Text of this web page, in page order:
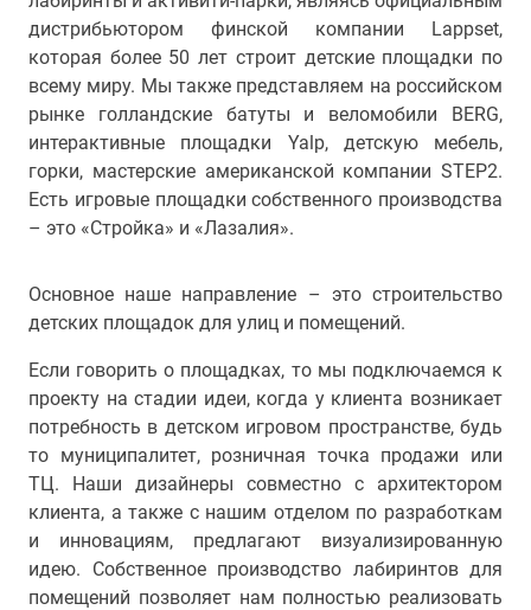
дистрибьютором финской компании Lappset,
которая более 50 лет строит детские площадки по
всему миру. Мы также представляем на российском
рынке голландские батуты и веломобили BERG,
интерактивные площадки Yalp, детскую мебель,
горки, мастерские американской компании STEP2.
Есть игровые площадки собственного производства
– это «Стройка» и «Лазалия».
Основное наше направление – это строительство
детских площадок для улиц и помещений.
Если говорить о площадках, то мы подключаемся к
проекту на стадии идеи, когда у клиента возникает
потребность в детском игровом пространстве, будь
то муниципалитет, розничная точка продажи или
ТЦ. Наши дизайнеры совместно с архитектором
клиента, а также с нашим отделом по разработкам
и инновациям, предлагают визуализированную
идею. Собственное производство лабиринтов для
помещений позволяет нам полностью реализовать